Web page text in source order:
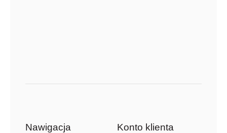
Nawigacja Konto klienta